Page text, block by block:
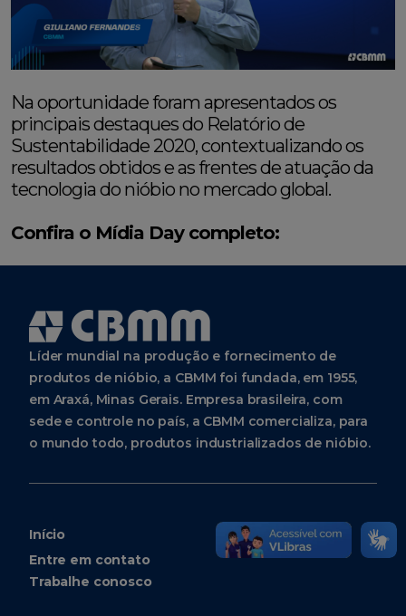
Na oportunidade foram apresentados os
principais destaques do Relatório de
Sustentabilidade 2020, contextualizando os
resultados obtidos e as frentes de atuação da
tecnologia do nióbio no mercado global.
Confira o Mídia Day completo:
Líder mundial na produção e fornecimento de
produtos de nióbio, a CBMM foi fundada, em 1955,
em Araxá, Minas Gerais. Empresa brasileira, com
sede e controle no país, a CBMM comercializa, para
o mundo todo, produtos industrializados de nióbio.
Início
Entre em contato
Trabalhe conosco